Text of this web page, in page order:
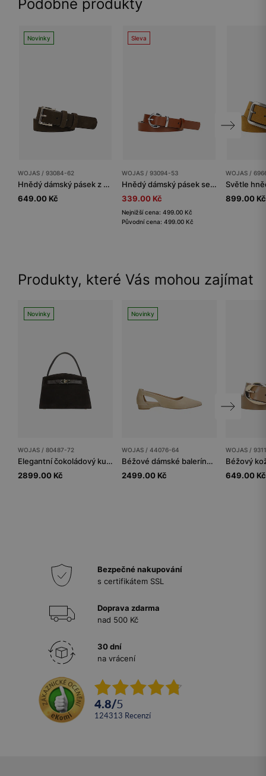
Podobné produkty
Novinky
WOJAS / 93084-62
Hnědý dámský pásek z velurové štípané kůže
649.00 Kč
Sleva
WOJAS / 93094-53
Hnědý dámský pásek se stříbrnou sponou
339.00 Kč
Nejnižší cena: 499.00 Kč
Původní cena: 499.00 Kč
WOJAS /
899.00 Kč
Produkty, které Vás mohou zajímat
Novinky
WOJAS / 80487-72
Elegantní čokoládový kufříkový kabelka
2899.00 Kč
Novinky
WOJAS / 44076-64
Béžové dámské baleríny s výřezem
2499.00 Kč
WOJAS /
649.00 Kč
Bezpečné nakupování
s certifikátem SSL
Doprava zdarma
nad 500 Kč
30 dní
na vrácení
4.8/5
124313 recenzí